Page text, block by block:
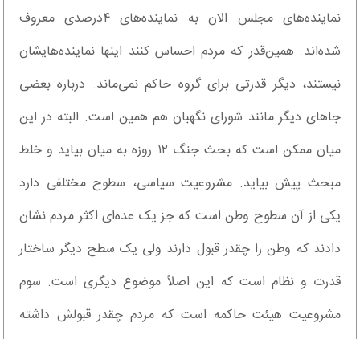
نماینده‌های مجلس الان به نماینده‌های ۴درصدی معروف
شده‌اند. همین‌قدر که مردم احساس کنند اینها نماینده‌هایشان
نیستند، دیگر قدرتی برای گروه حاکم نمی‌ماند. درباره بعضی
جاهای دیگر مانند شورای نگهبان هم همین است. البته در این
میان ممکن است که بحث جنگ ۱۲ روزه به میان بیاید و خلط
مبحث پیش بیاید. مشروعیت سیاسی، سطوح مختلفی دارد
یکی از آن سطوح وطن است که جز یک عده‌ای اکثر مردم نشان
دادند که وطن را چقدر قبول دارند ولی یک سطح دیگر ساختار
قدرت و نظام است که این اصلاً موضوع دیگری است. سوم
مشروعیت هیئت حاکمه است که مردم چقدر قبولش داشته